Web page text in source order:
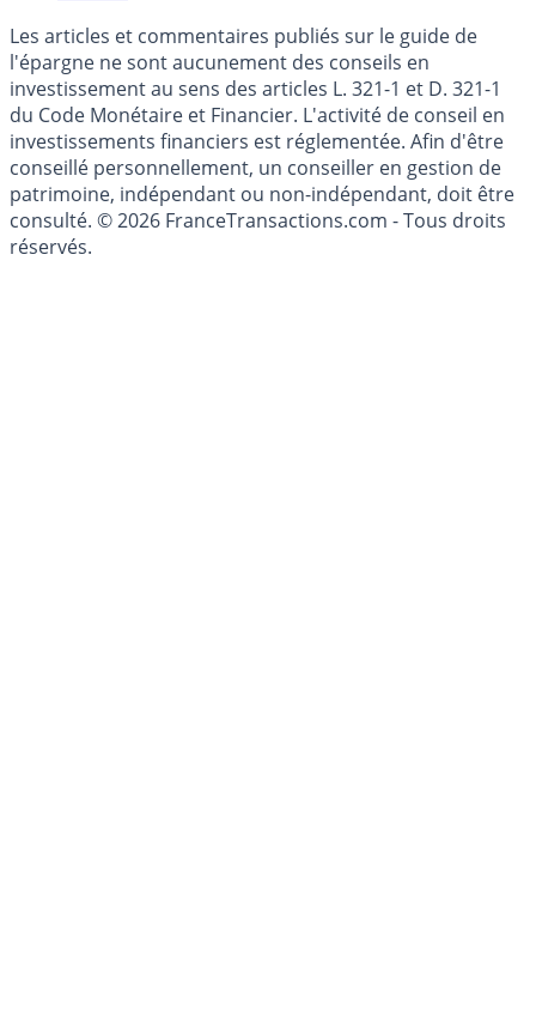
Cookies
Les articles et commentaires publiés sur le guide de
l'épargne ne sont aucunement des conseils en
investissement au sens des articles L. 321-1 et D. 321-1
du Code Monétaire et Financier. L'activité de conseil en
investissements financiers est réglementée. Afin d'être
conseillé personnellement, un conseiller en gestion de
patrimoine, indépendant ou non-indépendant, doit être